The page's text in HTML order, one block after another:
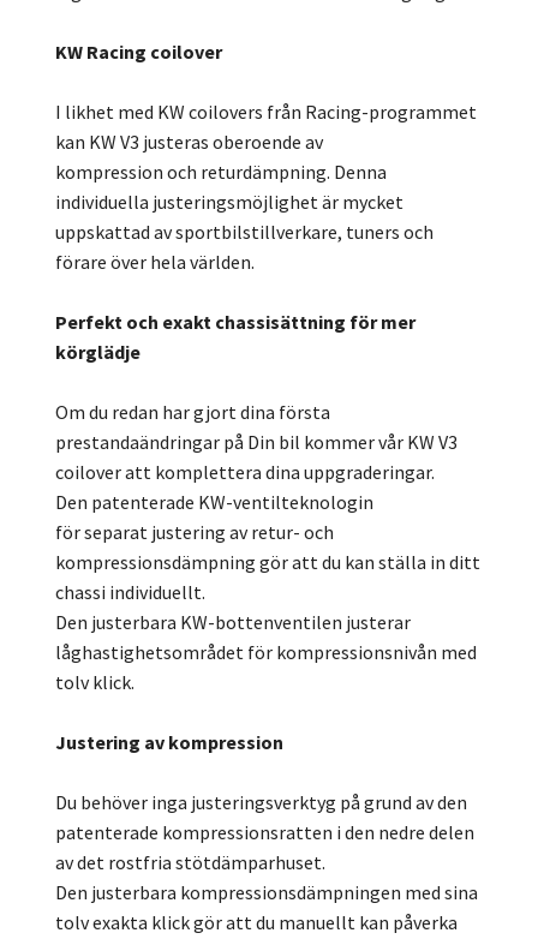
KW Racing coilover
I likhet med KW coilovers från Racing-programmet
kan KW V3 justeras oberoende av
kompression och returdämpning. Denna
individuella justeringsmöjlighet är mycket
uppskattad av sportbilstillverkare, tuners och
förare över hela världen.
Perfekt och exakt chassisättning för mer
körglädje
Om du redan har gjort dina första
prestandaändringar på Din bil kommer vår KW V3
coilover att komplettera dina uppgraderingar.
Den patenterade KW-ventilteknologin
för separat justering av retur- och
kompressionsdämpning gör att du kan ställa in ditt
chassi individuellt.
Den justerbara KW-bottenventilen justerar
låghastighetsområdet för kompressionsnivån med
tolv klick.
Justering av kompression
Du behöver inga justeringsverktyg på grund av den
patenterade kompressionsratten i den nedre delen
av det rostfria stötdämparhuset.
Den justerbara kompressionsdämpningen med sina
tolv exakta klick gör att du manuellt kan påverka